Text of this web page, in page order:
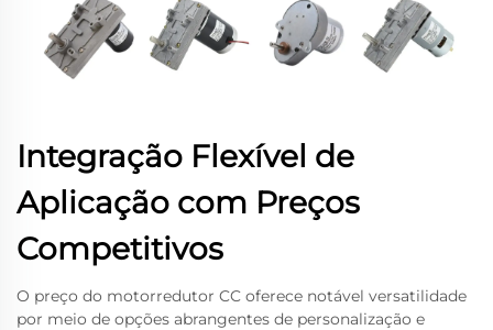
Integração Flexível de
Aplicação com Preços
Competitivos
O preço do motorredutor CC oferece notável versatilidade
por meio de opções abrangentes de personalização e